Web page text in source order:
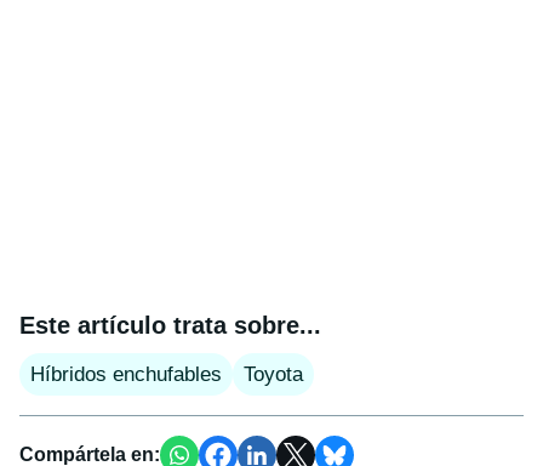
Este artículo trata sobre...
Híbridos enchufables Toyota
Compártela en: